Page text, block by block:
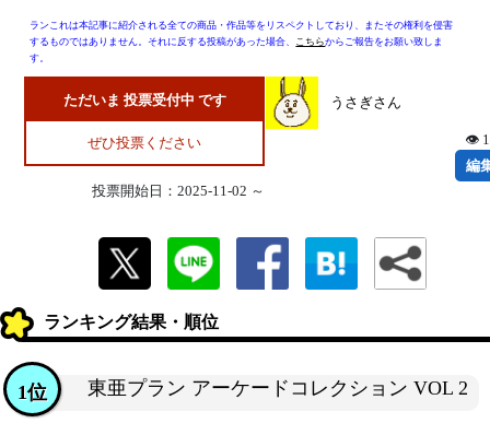
ランこれは本記事に紹介される全ての商品・作品等をリスペクトしており、またその権利を侵害
するものではありません。それに反する投稿があった場合、 こちらからご報告をお願い致しま
す。
ただいま 投票受付中 です
ぜひ投票ください
投票開始日：2025-11-02 ～
うさぎさん
👁
編
ランキング結果・順位
東亜プラン アーケードコレクション VOL 2
1位